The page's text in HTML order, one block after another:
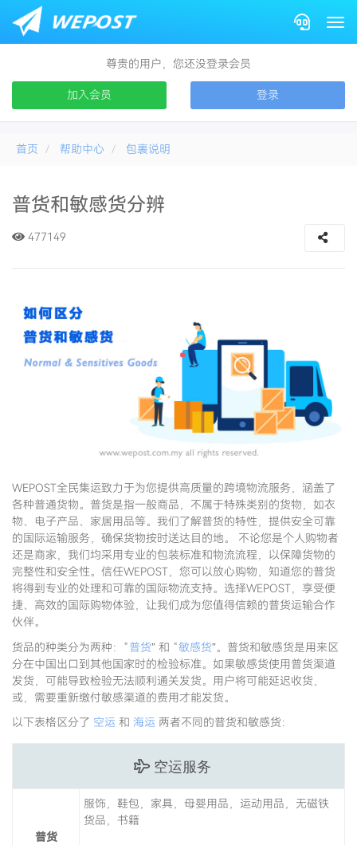
尊贵的用户，您还没登录会员
加入会员 登录
首页 帮助中心 包裹说明
普货和敏感货分辨
477149
WEPOST全民集运致力于为您提供高质量的跨境物流服务，涵盖了
各种普通货物。普货是指一般商品，不属于特殊类别的货物，如衣
物、电子产品、家居用品等。我们了解普货的特性，提供安全可靠
的国际运输服务，确保货物按时送达目的地。 不论您是个人购物者
还是商家，我们均采用专业的包装标准和物流流程，以保障货物的
完整性和安全性。信任WEPOST，您可以放心购物，知道您的普货
将得到专业的处理和可靠的国际物流支持。选择WEPOST，享受便
捷、高效的国际购物体验，让我们成为您值得信赖的普货运输合作
伙伴。
货品的种类分为两种：“普货” 和 “敏感货”。普货和敏感货是用来区
分在中国出口到其他国家时的检验标准。如果敏感货使用普货渠道
发货，可能导致检验无法顺利通关发货。用户将可能延迟收货，
或，需要重新缴付敏感渠道的费用才能发货。
以下表格区分了 空运 和 海运 两者不同的普货和敏感货：
空运服务
普货
服饰，鞋包，家具，母婴用品，运动用品，无磁铁
货品，书籍